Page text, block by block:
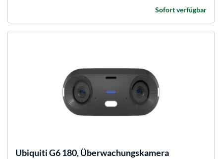
Sofort verfügbar
UbiquitiG6 180, Überwachungskamera